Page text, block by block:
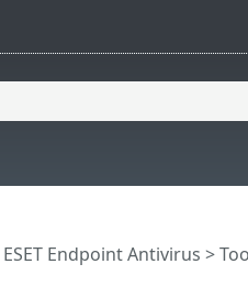
ESET Endpoint Antivirus >